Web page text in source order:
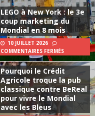
LEGO à New York : le 3e
coup marketing du
Mondial en 8 mois
10 JUILLET 2026
COMMENTAIRES FERMÉS
Pourquoi le Crédit
Agricole troque la pub
classique contre BeReal
pour vivre le Mondial
avec les Bleus